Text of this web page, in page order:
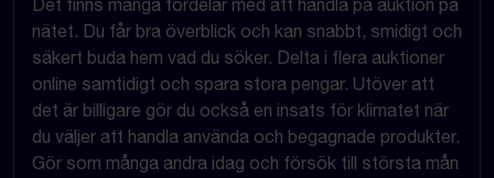
Det finns många fördelar med att handla på auktion på
nätet. Du får bra överblick och kan snabbt, smidigt och
säkert buda hem vad du söker. Delta i flera auktioner
online samtidigt och spara stora pengar. Utöver att
det är billigare gör du också en insats för klimatet när
du väljer att handla använda och begagnade produkter.
Gör som många andra idag och försök till största mån